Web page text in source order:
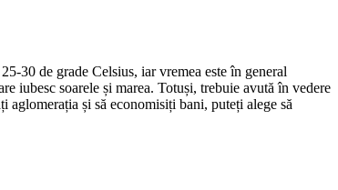
30 de grade Celsius, iar vremea este în general
iubesc soarele și marea. Totuși, trebuie avută în vedere
aglomerația și să economisiți bani, puteți alege să